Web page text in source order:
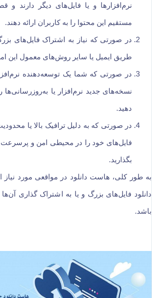
نرم‌افزارها و یا فایل‌های دیگر دارند و
مستقیم این محتوا را به کاربران ارائه دهند.
در صورتی که نیاز به اشتراک فایل‌های
طریق ایمیل یا سایر روش‌های معمول این
در صورتی که شما یک توسعه‌دهنده
نسخه‌های جدید نرم‌افزار یا به‌روزرسانی‌ها
دهید.
در صورتی که به دلیل ترافیک بالا یا
فایل‌های خود را در محیطی امن و پرسرعت
بگذارید.
به طور کلی، هاست دانلود در مواقعی مورد نیاز
دانلود فایل‌های بزرگ و یا به اشتراک گذاری
باشد.